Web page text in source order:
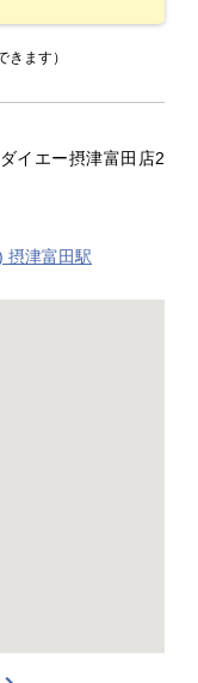
きます）
イエー摂津富田店2
摂津富田駅